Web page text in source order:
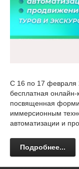
С 16 по 17 февраля
бесплатная
посвященная
иммерсионным
автоматизации и
Подробнее...